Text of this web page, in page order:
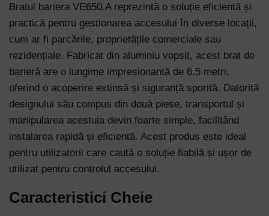
Bratul bariera VE650.A reprezintă o soluție eficientă și
practică pentru gestionarea accesului în diverse locații,
cum ar fi parcările, proprietățile comerciale sau
rezidențiale. Fabricat din aluminiu vopsit, acest brat de
barieră are o lungime impresionantă de 6.5 metri,
oferind o acoperire extinsă și siguranță sporită. Datorită
designului său compus din două piese, transportul și
manipularea acestuia devin foarte simple, facilitând
instalarea rapidă și eficientă. Acest produs este ideal
pentru utilizatorii care caută o soluție fiabilă și ușor de
utilizat pentru controlul accesului.
Caracteristici Cheie